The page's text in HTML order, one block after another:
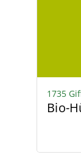
1735
Bio-